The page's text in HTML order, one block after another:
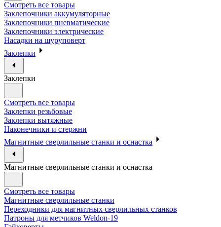
Смотреть все товары
Заклепочники аккумуляторные
Заклепочники пневматические
Заклепочники электрические
Насадки на шуруповерт
Заклепки
Заклепки
Смотреть все товары
Заклепки резьбовые
Заклепки вытяжные
Наконечники и стержни
Магнитные сверлильные станки и оснастка
Магнитные сверлильные станки и оснастка
Смотреть все товары
Магнитные сверлильные станки
Переходники для магнитных сверлильных станков
Патроны для метчиков Weldon-19